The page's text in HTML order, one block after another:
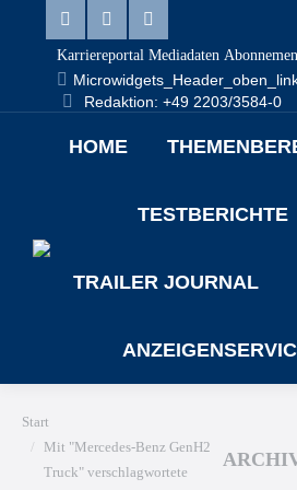
Linkedin
page
opens
in
Facebook
page
opens
in
X
page
opens
Karriereportal Mediadaten
Redaktion: +49 2203/3584-0
HOME
TESTBERICHTE
TRAILER JOURNAL
Sie befinden sich hier:
Start
Mit "Mercedes-Benz GenH2
Truck" verschlagwortete